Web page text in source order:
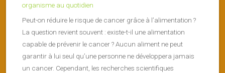
organisme au quotidien
Peut-on réduire le risque de cancer grâce à l’alimentation ?
La question revient souvent : existe-t-il une alimentation
capable de prévenir le cancer ? Aucun aliment ne peut
garantir à lui seul qu’une personne ne développera jamais
un cancer. Cependant, les recherches scientifiques